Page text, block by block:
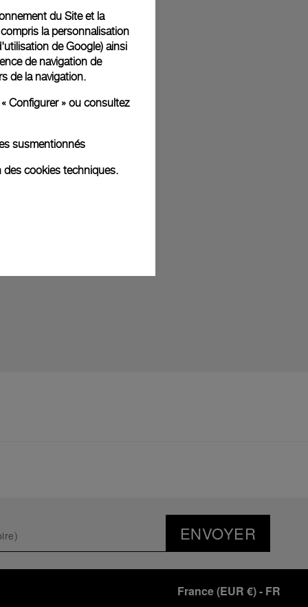
livrées dans un coffret signature Panerai offert. Lors du
la possibilité d’ajouter un message cadeau
ENVOYER
France(EUR €)- FR
du Site et la
la personnalisation
de Google) ainsi
de navigation de
de la navigation.
Configurer » ou consultez
susmentionnés
des cookies techniques.